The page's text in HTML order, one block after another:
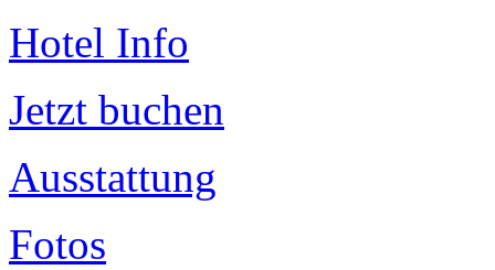
Hotel Info
Jetzt buchen
Ausstattung
Fotos